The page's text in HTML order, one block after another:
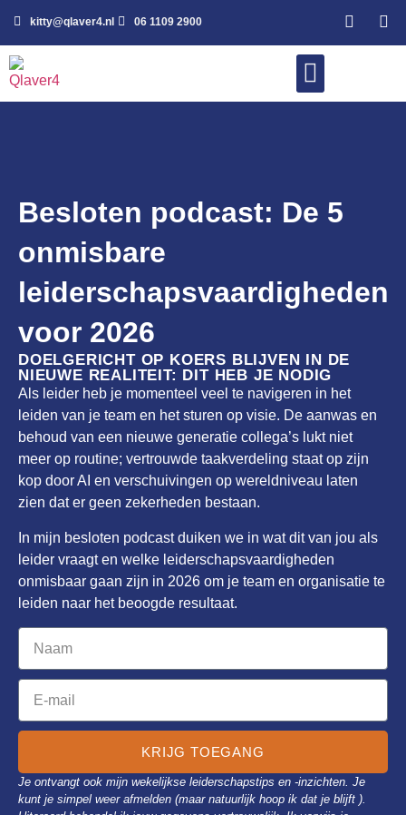
kitty@qlaver4.nl 06 1109 2900
Besloten podcast: De 5
onmisbare
leiderschapsvaardigheden
voor 2026
DOELGERICHT OP KOERS BLIJVEN IN DE
NIEUWE REALITEIT: DIT HEB JE NODIG
Als leider heb je momenteel veel te navigeren in het
leiden van je team en het sturen op visie. De aanwas en
behoud van een nieuwe generatie collega’s lukt niet
meer op routine; vertrouwde taakverdeling staat op zijn
kop door AI en verschuivingen op wereldniveau laten
zien dat er geen zekerheden bestaan.
In mijn besloten podcast duiken we in wat dit van jou als
leider vraagt en welke leiderschapsvaardigheden
onmisbaar gaan zijn in 2026 om je team en organisatie te
leiden naar het beoogde resultaat.
KRIJG TOEGANG
Je ontvangt ook mijn wekelijkse leiderschapstips en -inzichten. Je
kunt je simpel weer afmelden (maar natuurlijk hoop ik dat je blijft ).